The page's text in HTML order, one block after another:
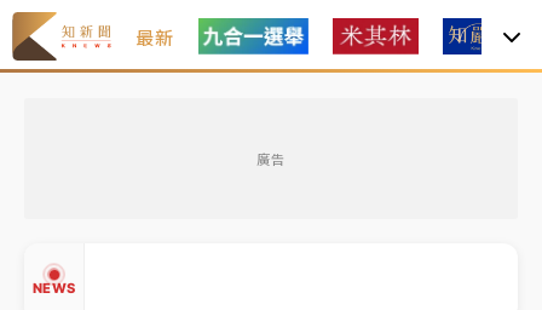
最新
廣告
NEWS
中颱白海豚進逼！台北喜來登圍籬傾倒砸傷人 民權西
路鷹架倒塌壓2車